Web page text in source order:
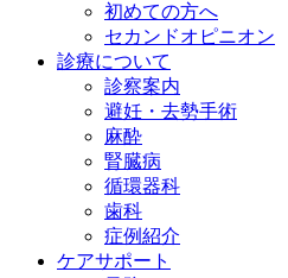
初めての方へ
セカンドオピニオン
診療について
診察案内
避妊・去勢手術
麻酔
腎臓病
循環器科
歯科
症例紹介
ケアサポート